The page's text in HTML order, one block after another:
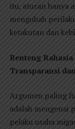
itu, aturan hanya
mengubah
ketakutan dan
Benteng
Transparansi
Argumen paling
adalah mengenai
pelaku usaha